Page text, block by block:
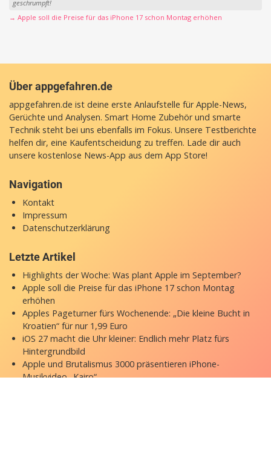
geschrumpft!
→ Apple soll die Preise für das iPhone 17 schon Montag erhöhen
Über appgefahren.de
appgefahren.de ist deine erste Anlaufstelle für Apple-News,
Gerüchte und Analysen. Smart Home Zubehör und smarte
Technik steht bei uns ebenfalls im Fokus. Unsere Testberichte
helfen dir, eine Kaufentscheidung zu treffen. Lade dir auch
unsere kostenlose News-App aus dem App Store!
Navigation
Kontakt
Impressum
Datenschutzerklärung
Letzte Artikel
Highlights der Woche: Was plant Apple im September?
Apple soll die Preise für das iPhone 17 schon Montag
erhöhen
Apples Pageturner fürs Wochenende: „Die kleine Bucht in
Kroatien“ für nur 1,99 Euro
iOS 27 macht die Uhr kleiner: Endlich mehr Platz fürs
Hintergrundbild
Apple und Brutalismus 3000 präsentieren iPhone-
Musikvideo „Kairo“